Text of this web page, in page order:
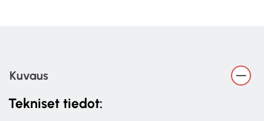
Kuvaus
Tekniset tiedot: